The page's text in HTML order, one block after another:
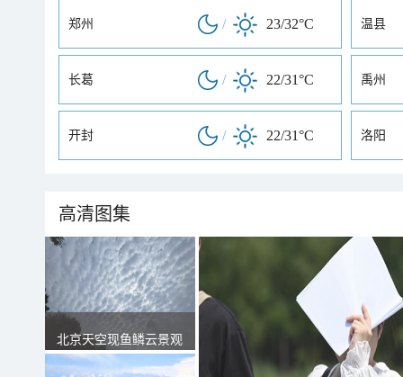
郑州 / 23/32°C 温县
长葛 / 22/31°C 禹州
开封 / 22/31°C 洛阳
高清图集
北京天空现鱼鳞云景观